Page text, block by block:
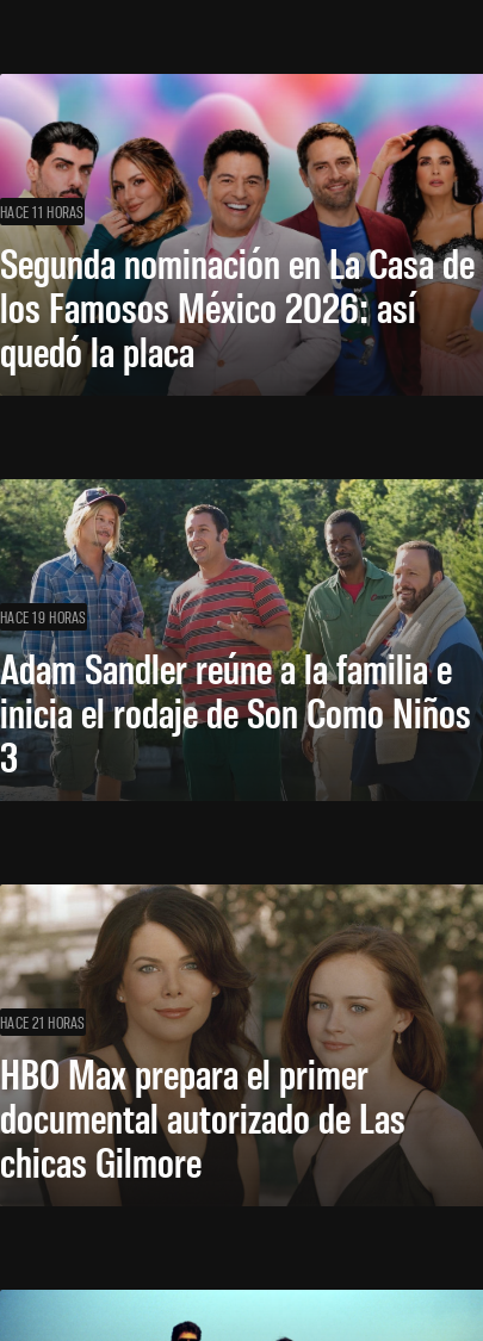
HACE 11 HORAS
Segunda nominación en La Casa de
los Famosos México 2026: así
quedó la placa
HACE 19 HORAS
Adam Sandler reúne a la familia e
inicia el rodaje de Son Como Niños
3
HACE 21 HORAS
HBO Max prepara el primer
documental autorizado de Las
chicas Gilmore